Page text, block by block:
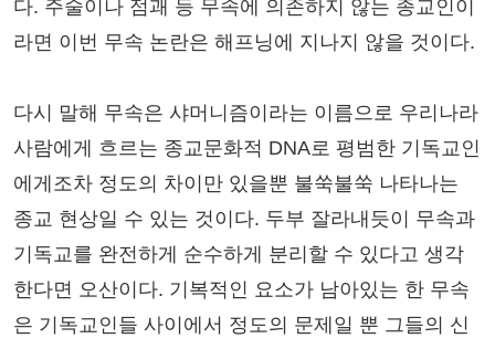
다. 주술이나 점괘 등 무속에 의존하지 않는 종교인이
라면 이번 무속 논란은 해프닝에 지나지 않을 것이다.
다시 말해 무속은 샤머니즘이라는 이름으로 우리나라
사람에게 흐르는 종교문화적 DNA로 평범한 기독교인
에게조차 정도의 차이만 있을뿐 불쑥불쑥 나타나는
종교 현상일 수 있는 것이다. 두부 잘라내듯이 무속과
기독교를 완전하게 순수하게 분리할 수 있다고 생각
한다면 오산이다. 기복적인 요소가 남아있는 한 무속
은 기독교인들 사이에서 정도의 문제일 뿐 그들의 신